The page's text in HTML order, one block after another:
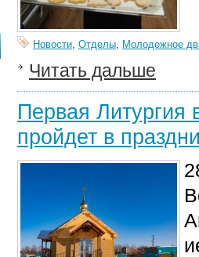
Новости, Отделы, Молодежное
Читать дальше
Первая Литургия
пройдет в